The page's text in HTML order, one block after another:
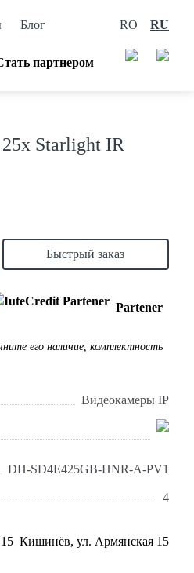
Блог RO RU
партнером
Starlight IR
Быстрый заказ
Partener
его наличие, комплектность
Видеокамеры IP
DH-SD4E425GB-HNR-A-PV1
4
Кишинёв, ул. Армянская 15